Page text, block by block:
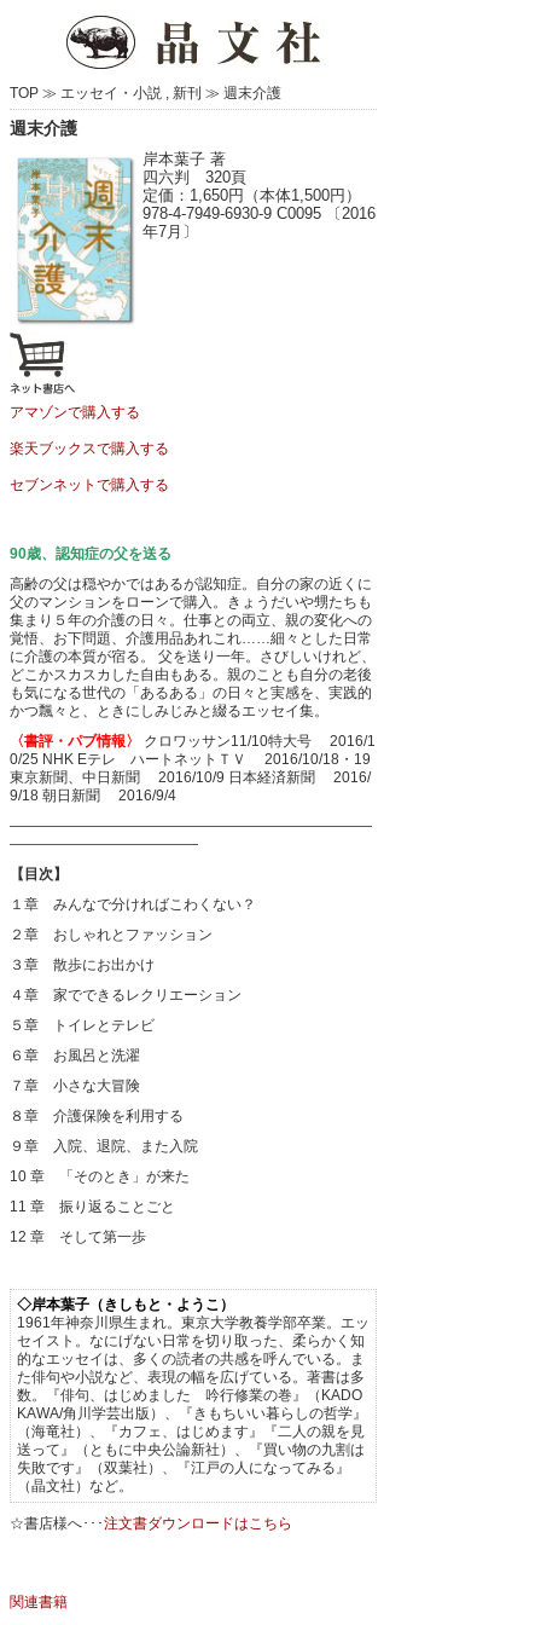
TOP ≫ エッセイ・小説 , 新刊 ≫ 週末介護
週末介護
岸本葉子 著
四六判 320頁
定価：1,650円（本体1,500円）
978-4-7949-6930-9 C0095 〔2016
年7月〕
アマゾンで購入する
楽天ブックスで購入する
セブンネットで購入する
90歳、認知症の父を送る
高齢の父は穏やかではあるが認知症。自分の家の近くに
父のマンションをローンで購入。きょうだいや甥たちも
集まり５年の介護の日々。仕事との両立、親の変化への
覚悟、お下問題、介護用品あれこれ……細々とした日常
に介護の本質が宿る。
父を送り一年。さびしいけれど、
どこかスカスカした自由もある。親のことも自分の老後
も気になる世代の「あるある」の日々と実感を、実践的
かつ飄々と、ときにしみじみと綴るエッセイ集。
〈書評・パブ情報〉
クロワッサン11/10特大号 2016/1
0/25 NHK Eテレ ハートネットＴＶ 2016/10/18・19
東京新聞、中日新聞 2016/10/9 日本経済新聞 2016/
9/18 朝日新聞 2016/9/4
―――――――――――――――――――――――――
―――――――――――――
【目次】
１章 みんなで分ければこわくない？
２章 おしゃれとファッション
３章 散歩にお出かけ
４章 家でできるレクリエーション
５章 トイレとテレビ
６章 お風呂と洗濯
７章 小さな大冒険
８章 介護保険を利用する
９章 入院、退院、また入院
10 章 「そのとき」が来た
11 章 振り返ることごと
12 章 そして第一歩
◇岸本葉子（きしもと・ようこ）
1961年神奈川県生まれ。東京大学教養学部卒業。エッ
セイスト。なにげない日常を切り取った、柔らかく知
的なエッセイは、多くの読者の共感を呼んでいる。ま
た俳句や小説など、表現の幅を広げている。著書は多
数。『俳句、はじめました 吟行修業の巻』（KADO
KAWA/角川学芸出版）、『きもちいい暮らしの哲学』
（海竜社）、『カフェ、はじめます』『二人の親を見
送って』（ともに中央公論新社）、『買い物の九割は
失敗です』（双葉社）、『江戸の人になってみる』
（晶文社）など。
☆書店様へ･･･注文書ダウンロードはこちら
関連書籍